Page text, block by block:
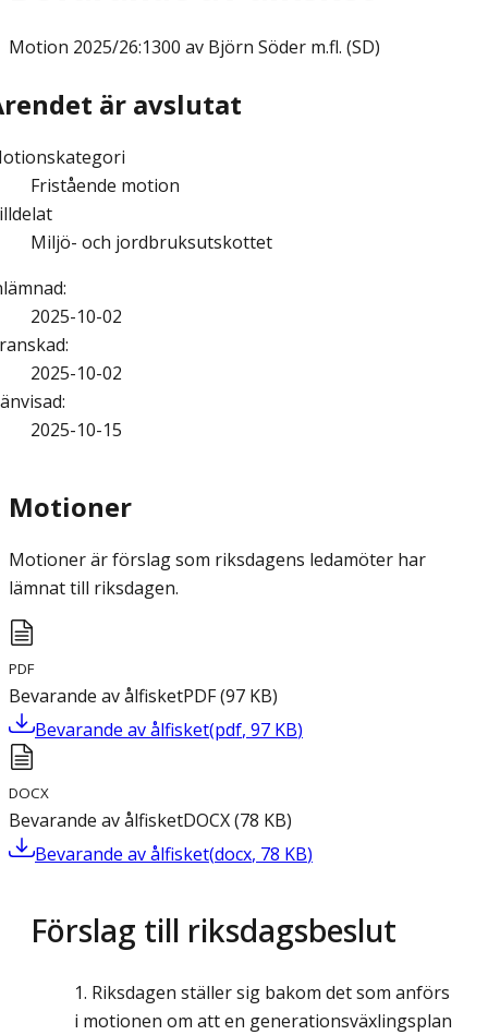
Motion 2025/26:1300 av Björn Söder m.fl. (SD)
är avslutat
Fristående motion
Miljö- och jordbruksutskottet
:
2025-10-02
:
2025-10-02
:
2025-10-15
Motioner
Motioner är förslag som riksdagens ledamöter har
lämnat till riksdagen.
PDF
Bevarande av ålfisketPDF(97 KB)
Bevarande av ålfisket(pdf, 97 KB)
DOCX
Bevarande av ålfisketDOCX(78 KB)
Bevarande av ålfisket(docx, 78 KB)
Förslag till riksdagsbeslut
Riksdagen ställer sig bakom det som anförs
i motionen om att en generationsväxlingsplan